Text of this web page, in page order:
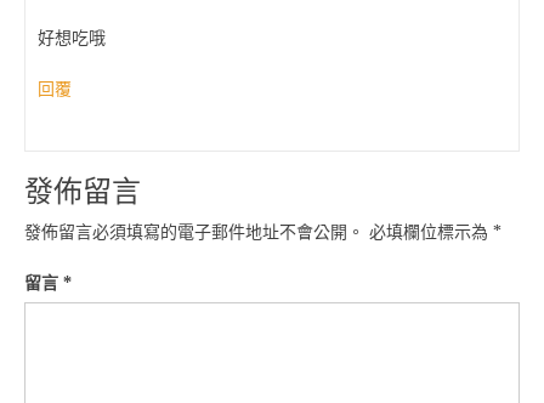
好想吃哦
回覆
發佈留言
發佈留言必須填寫的電子郵件地址不會公開。 必填欄位標示為 *
留言 *